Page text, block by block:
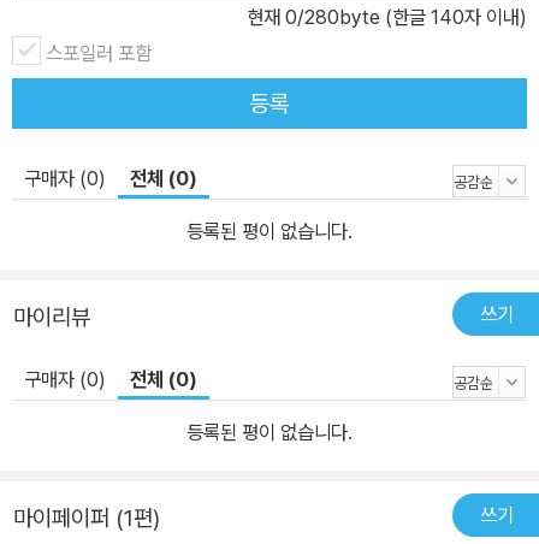
현재 0/280byte (한글 140자 이내)
스포일러 포함
등록
구매자 (0) 전체 (0)
등록된 평이 없습니다.
마이리뷰 쓰기
구매자 (0) 전체 (0)
등록된 평이 없습니다.
마이페이퍼 (1편) 쓰기